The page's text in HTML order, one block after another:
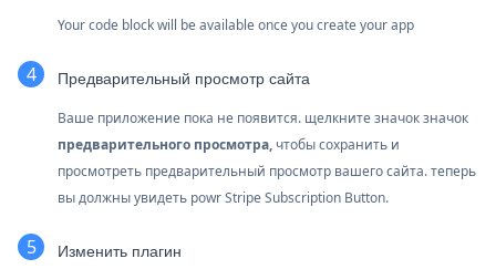
Your code block will be available once you create your app
Предварительный просмотр сайта
Ваше приложение пока не появится. щелкните значокзначок
предварительного просмотра, чтобы сохранить и
просмотреть предварительный просмотр вашего сайта. теперь
вы должны увидеть powr Stripe Subscription Button.
Изменить плагин